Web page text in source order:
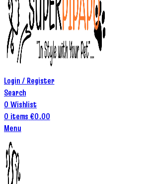
Login / Register
Search
0 Wishlist
0 items €0.00
Menu